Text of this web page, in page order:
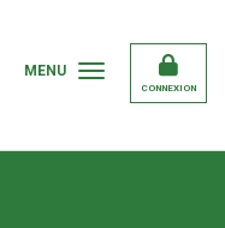
CONNEXION
MENU